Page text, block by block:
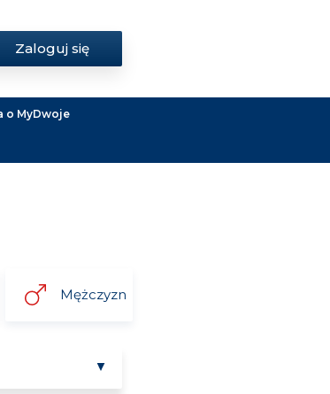
Zaloguj się
o MyDwoje
Mężczyzn